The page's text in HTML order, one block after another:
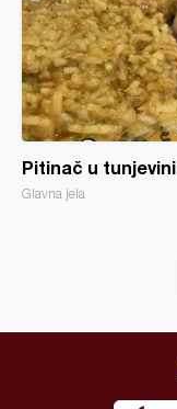
Pitinač u tunjevini
Glavna jela